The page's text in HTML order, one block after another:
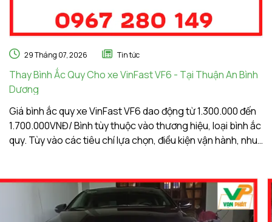
29 Tháng 07, 2026 Tin tức
Thay Bình Ắc Quy Cho xe VinFast VF6 - Tại Thuận An Bình
Dương
Giá bình ắc quy xe VinFast VF6 dao động từ 1.300.000 đến
1.700.000VNĐ/ Bình tùy thuộc vào thương hiệu, loại bình ắc
quy. Tùy vào các tiêu chí lựa chọn, điều kiện vận hành, nhu